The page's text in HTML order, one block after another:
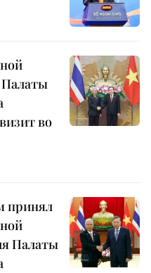
Палаты
во
принял
Палаты